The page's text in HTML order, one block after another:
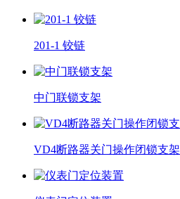
201-1 铰链
中门联锁支架
VD4断路器关门操作闭锁支架